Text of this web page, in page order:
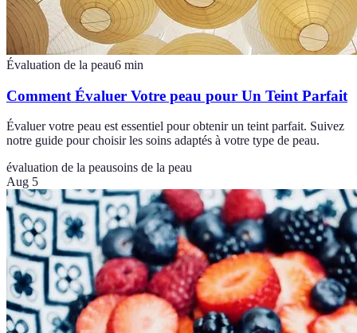
Évaluation de la peau6 min
Comment Évaluer Votre peau pour Un Teint Parfait
Évaluer votre peau est essentiel pour obtenir un teint parfait. Suivez
notre guide pour choisir les soins adaptés à votre type de peau.
évaluation de la peausoins de la peau
Aug 5